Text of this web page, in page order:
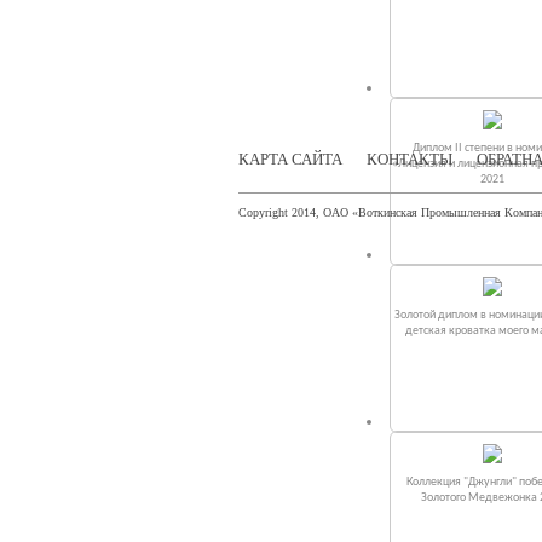
Диплом II степени в
«Лицензия и лицензионная
2021
Золотой диплом в
детская кроватка моего
Коллекция "Джунгли"
Золотого Медвежонка
КАРТА САЙТА КОНТАКТЫ
Copyright 2014, ОАО «Воткинская Промышленная